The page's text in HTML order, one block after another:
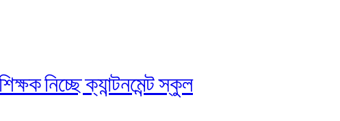
নিচ্ছে ক্যান্টনমেন্ট স্কুল